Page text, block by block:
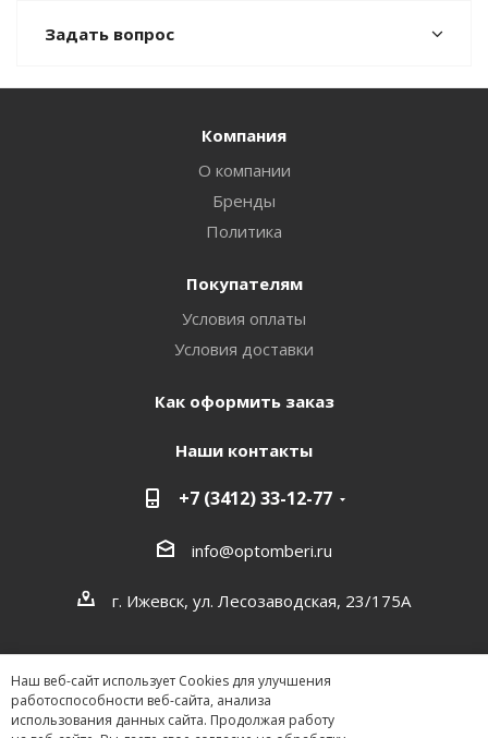
Задать вопрос
Наш веб-сайт использует Cookies для улучшения
работоспособности веб-сайта, анализа
использования данных сайта. Продолжая работу
Компания
О компании
Бренды
Политика
Покупателям
Условия оплаты
Условия доставки
Как оформить заказ
Наши контакты
+7 (3412) 33-12-77
info@optomberi.ru
г. Ижевск, ул. Лесозаводская, 23/175А